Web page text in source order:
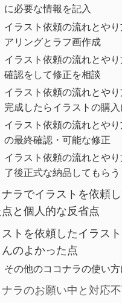
に必要な情報を記入
イラスト依頼の流れとや
アリングとラフ画作成
イラスト依頼の流れとや
確認をして修正を相談
イラスト依頼の流れとや
完成したらイラストの購
イラスト依頼の流れとや
の最終確認・可能な修正
イラスト依頼の流れとや
了後正式な納品してもらう
ナラでイラストを依頼
点と個人的な反省点
ストを依頼したイラス
んのよかった点
その他のココナラの使い
ナラのお願い中と対応